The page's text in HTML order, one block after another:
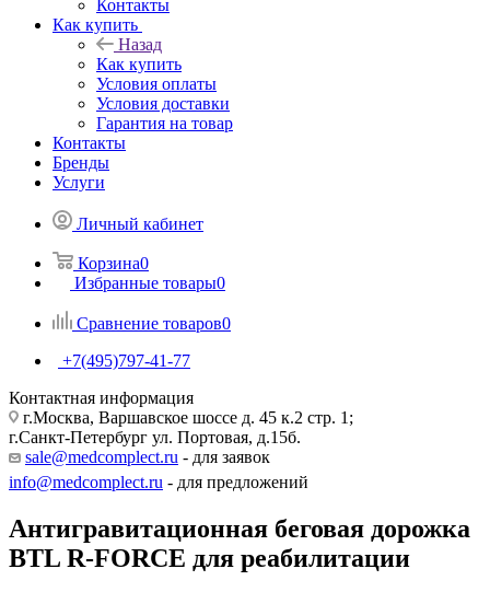
Контакты
Как купить
Назад
Как купить
Условия оплаты
Условия доставки
Гарантия на товар
Контакты
Бренды
Услуги
Личный кабинет
Корзина0
Избранные товары0
Сравнение товаров0
+7(495)797-41-77
Контактная информация
г.Москва, Варшавское шоссе д. 45 к.2 стр. 1;
г.Санкт-Петербург ул. Портовая, д.15б.
sale@medcomplect.ru - для заявок
info@medcomplect.ru - для предложений
Антигравитационная беговая дорожка
BTL R-FORCE для реабилитации